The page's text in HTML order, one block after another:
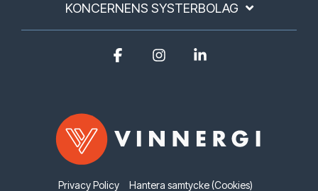
KONCERNENS SYSTERBOLAG
Privacy Policy Hantera samtycke (Cookies)
FacebookInstagram